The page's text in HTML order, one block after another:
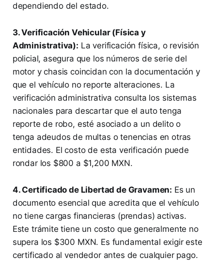
dependiendo del estado.
3. Verificación Vehicular (Física y
Administrativa): La verificación física, o revisión
policial, asegura que los números de serie del
motor y chasis coincidan con la documentación y
que el vehículo no reporte alteraciones. La
verificación administrativa consulta los sistemas
nacionales para descartar que el auto tenga
reporte de robo, esté asociado a un delito o
tenga adeudos de multas o tenencias en otras
entidades. El costo de esta verificación puede
rondar los $800 a $1,200 MXN.
4. Certificado de Libertad de Gravamen: Es un
documento esencial que acredita que el vehículo
no tiene cargas financieras (prendas) activas.
Este trámite tiene un costo que generalmente no
supera los $300 MXN. Es fundamental exigir este
certificado al vendedor antes de cualquier pago.